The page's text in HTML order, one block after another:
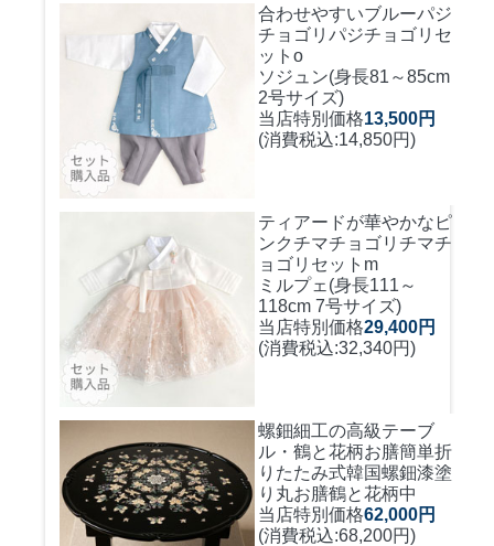
合わせやすいブルーパジ
チョゴリ パジチョゴリセ
ットo
ソジュン(身長81～85cm
2号サイズ)
当店特別価格13,500円
(消費税込:14,850円)
ティアードが華やかなピ
ンクチマチョゴリ チマチ
ョゴリセットm
ミルプェ(身長111～
118cm 7号サイズ)
当店特別価格29,400円
(消費税込:32,340円)
螺鈿細工の高級テーブ
ル・鶴と花柄お膳簡単折
りたたみ式韓国螺鈿漆塗
り丸お膳鶴と花柄中
当店特別価格62,000円
(消費税込:68,200円)